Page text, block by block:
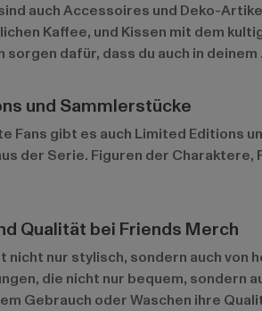
auch Accessoires und Deko-
Kaffee, und Kissen mit dem
sorgen dafür, dass du auch in
und Sammlerstücke
Fans gibt es auch Limited Editions
der Serie. Figuren der
Qualität bei Friends Merch
nicht nur stylisch, sondern auch von
die nicht nur bequem, sondern
Gebrauch oder Waschen ihre